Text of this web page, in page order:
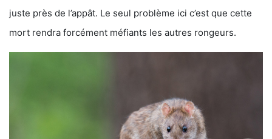
juste près de l’appât. Le seul problème ici c’est que cette
mort rendra forcément méfiants les autres rongeurs.